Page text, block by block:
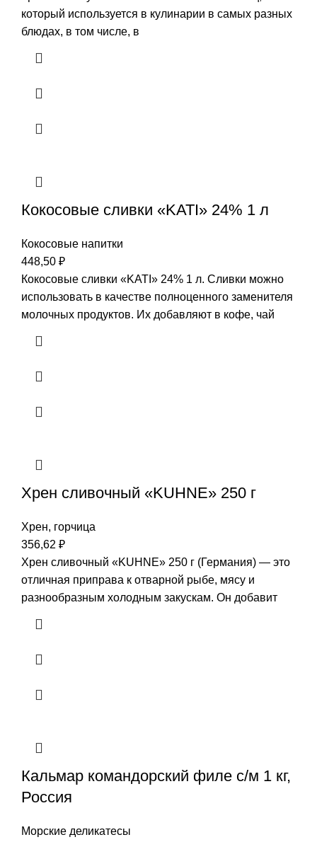
который используется в кулинарии в самых разных
блюдах, в том числе, в
Кокосовые сливки «KATI» 24% 1 л
Кокосовые напитки
448,50 ₽
Кокосовые сливки «KATI» 24% 1 л. Сливки можно
использовать в качестве полноценного заменителя
молочных продуктов. Их добавляют в кофе, чай
Хрен сливочный «KUHNE» 250 г
Хрен, горчица
356,62 ₽
Хрен сливочный «KUHNE» 250 г (Германия) — это
отличная приправа к отварной рыбе, мясу и
разнообразным холодным закускам. Он добавит
Кальмар командорский филе с/м 1 кг,
Россия
Морские деликатесы